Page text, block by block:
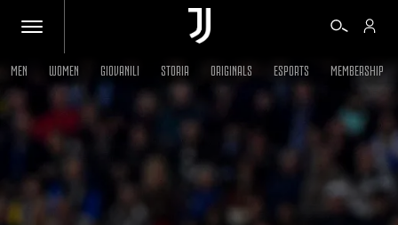
BIGLIETTI
SHOP
MEN WOMEN GIOVANILI STORIA ORIGINALS ESPORTS MEMBERSHIP